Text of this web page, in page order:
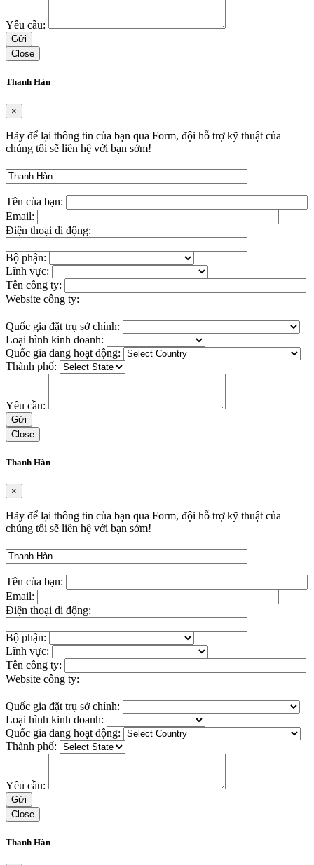
Yêu cầu:
Close
Thanh Hàn
×
Hãy để lại thông tin của bạn qua Form, đội hỗ trợ kỹ thuật của
chúng tôi sẽ liên hệ với bạn sớm!
Tên của bạn:
Email:
Điện thoại di động:
Bộ phận:
Lĩnh vực:
Tên công ty:
Website công ty:
Quốc gia đặt trụ sở chính:
Loại hình kinh doanh:
Quốc gia đang hoạt động:
Thành phố:
Yêu cầu:
Close
Thanh Hàn
×
Hãy để lại thông tin của bạn qua Form, đội hỗ trợ kỹ thuật của
chúng tôi sẽ liên hệ với bạn sớm!
Tên của bạn:
Email:
Điện thoại di động:
Bộ phận:
Lĩnh vực:
Tên công ty:
Website công ty:
Quốc gia đặt trụ sở chính:
Loại hình kinh doanh:
Quốc gia đang hoạt động:
Thành phố:
Yêu cầu:
Close
Thanh Hàn